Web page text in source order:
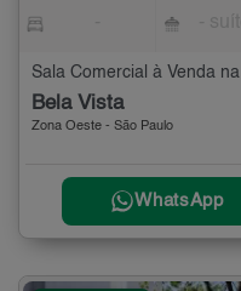
Sala Comercial à Venda
Bela Vista
Zona Oeste - São Paulo
WhatsApp